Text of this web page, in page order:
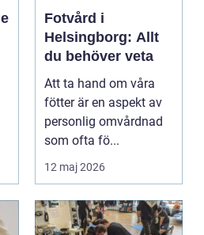
Fotvård i
Helsingborg: Allt
du behöver veta
Att ta hand om våra
fötter är en aspekt av
personlig omvårdnad
som ofta fö...
12 maj 2026